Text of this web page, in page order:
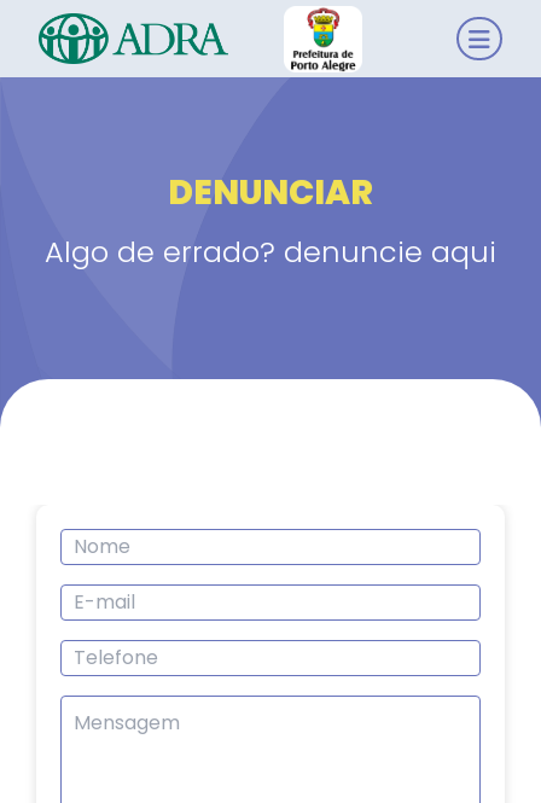
DENUNCIAR
Algo de errado? denuncie aqui